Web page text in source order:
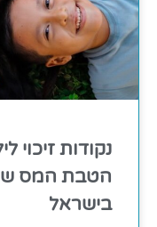
נקודות זיכוי
הטבת המס
בישראל